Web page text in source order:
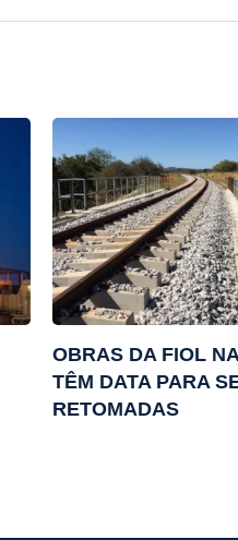
OBRAS DA FIOL
TÊM DATA PARA
RETOMADAS